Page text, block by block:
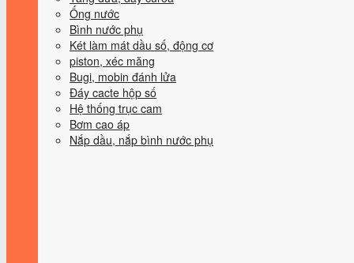
Ống nước
Bình nước phụ
Két làm mát dầu số, động cơ
piston, xéc măng
Bugi, mobin đánh lửa
Đáy cacte hộp số
Hệ thống trục cam
Bơm cao áp
Nắp dầu, nắp bình nước phụ